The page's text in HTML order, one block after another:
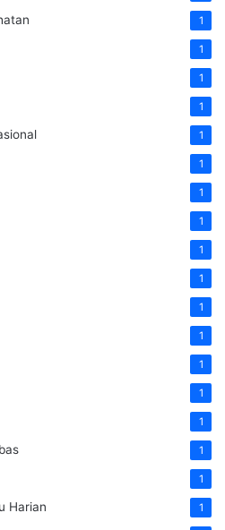
1
1
1
1
1
1
1
1
1
1
1
1
1
1
1
1
1
Harian 1